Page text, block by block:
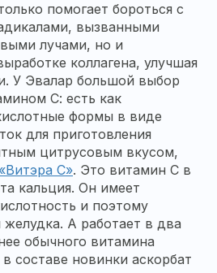
помогает бороться с
вызванными
лучами, но и
коллагена, улучшая
У Эвалар большой выбор
С: есть как
формы в виде
для приготовления
цитрусовым вкусом,
«Витэра С». Это витамин С в
кальция. Он имеет
и поэтому
А работает в два
обычного витамина
составе новинки аскорбат